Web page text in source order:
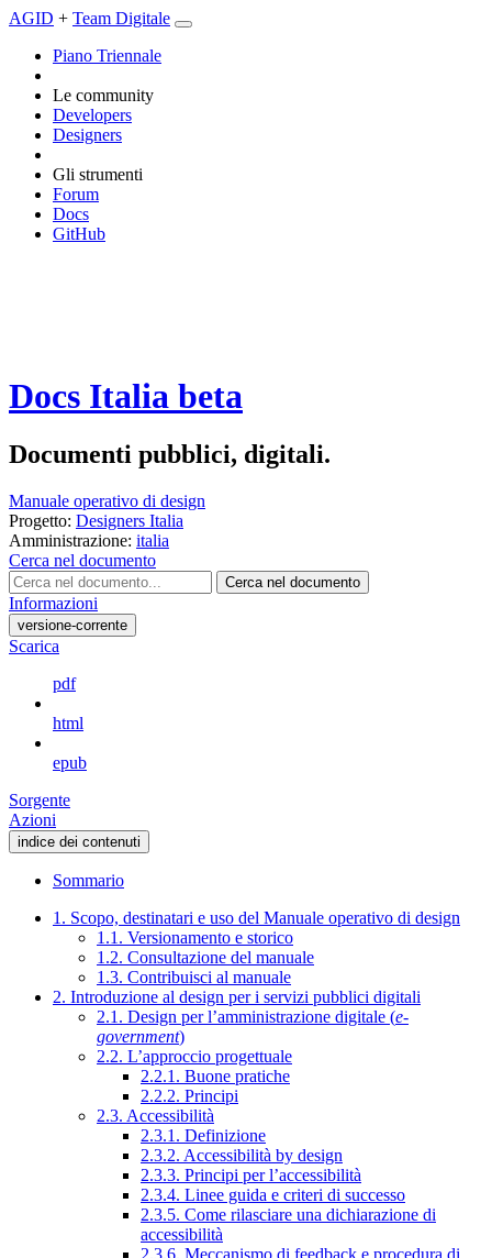
AGID + Team Digitale
Piano Triennale
Le community
Developers
Designers
Gli strumenti
Forum
Docs
GitHub
Docs Italia beta
Documenti pubblici, digitali.
Manuale operativo di design
Progetto: Designers Italia
Amministrazione: italia
Cerca nel documento
Cerca nel documento
Informazioni
versione-corrente
Scarica
pdf
html
epub
Sorgente
Azioni
indice dei contenuti
Sommario
1. Scopo, destinatari e uso del Manuale operativo di design
1.1. Versionamento e storico
1.2. Consultazione del manuale
1.3. Contribuisci al manuale
2. Introduzione al design per i servizi pubblici digitali
2.1. Design per l’amministrazione digitale (e-
government)
2.2. L’approccio progettuale
2.2.1. Buone pratiche
2.2.2. Principi
2.3. Accessibilità
2.3.1. Definizione
2.3.2. Accessibilità by design
2.3.3. Principi per l’accessibilità
2.3.4. Linee guida e criteri di successo
2.3.5. Come rilasciare una dichiarazione di
accessibilità
2.3.6. Meccanismo di feedback e procedura di